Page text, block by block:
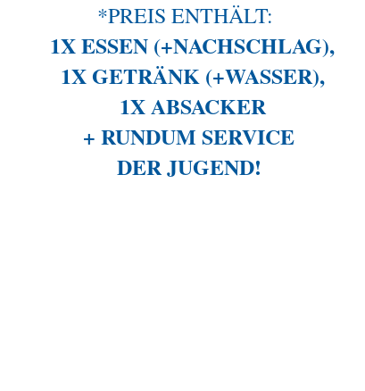
*PREIS ENTHÄLT:
1X ESSEN (+NACHSCHLAG),
1X GETRÄNK (+WASSER),
1X ABSACKER
+ RUNDUM SERVICE
DER JUGEND!